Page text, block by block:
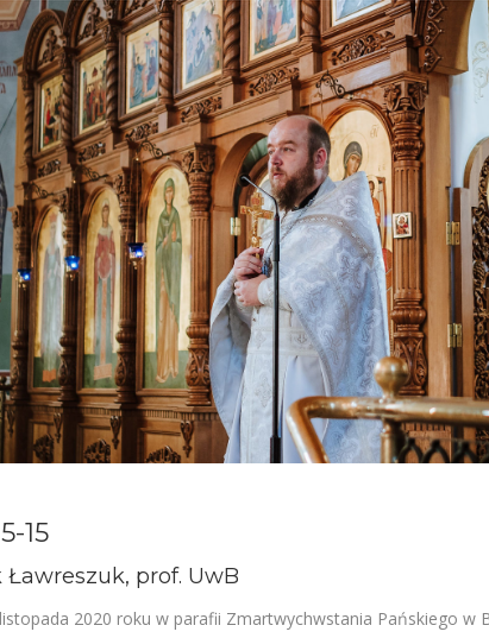
15
Ławreszuk, prof. UwB
2020 roku w parafii Zmartwychwstania Pańskiego w